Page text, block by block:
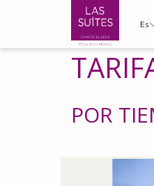
Es
POR